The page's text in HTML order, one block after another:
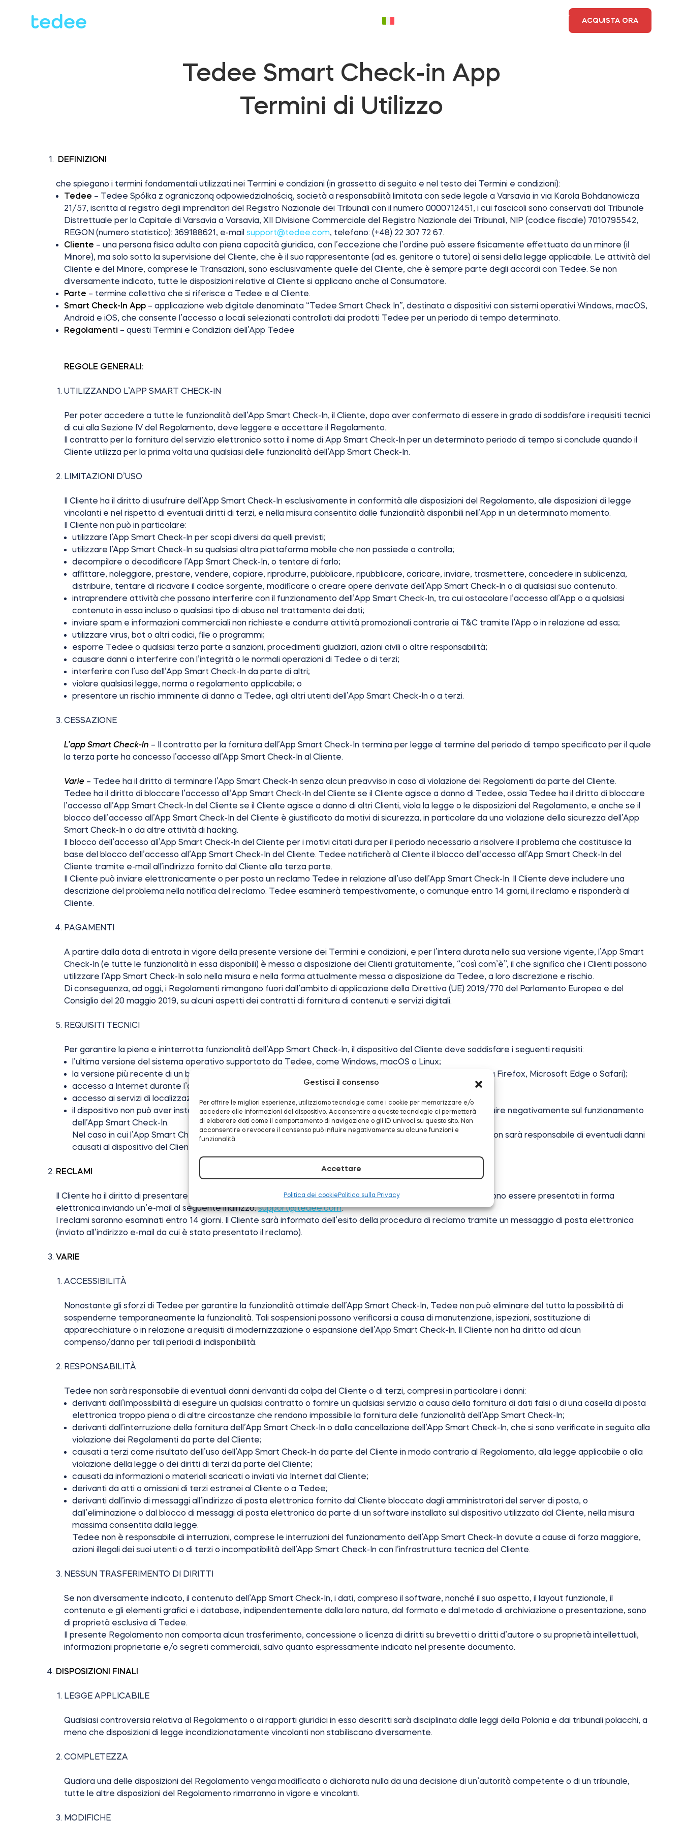
Gestisci il consenso
Per offrire le migliori esperienze, utilizziamo tecnologie come i cookie per memorizzare e/o
accedere alle informazioni del dispositivo. Acconsentire a queste tecnologie ci permetterà
di elaborare dati come il comportamento di navigazione o gli ID univoci su questo sito. Non
acconsentire o revocare il consenso può influire negativamente su alcune funzioni e
funzionalità.
Accettare
Politica dei cookie Politica sulla Privacy
ACQUISTA ORA
Tedee Smart Check-in App
Termini di Utilizzo
DEFINIZIONI
che spiegano i termini fondamentali utilizzati nei Termini e condizioni (in grassetto di seguito e nel testo dei Termini e condizioni):
Tedee – Tedee Spółka z ograniczoną odpowiedzialnością, società a responsabilità limitata con sede legale a Varsavia in via Karola Bohdanowicza
21/57, iscritta al registro degli imprenditori del Registro Nazionale dei Tribunali con il numero 0000712451, i cui fascicoli sono conservati dal Tribunale
Distrettuale per la Capitale di Varsavia a Varsavia, XII Divisione Commerciale del Registro Nazionale dei Tribunali, NIP (codice fiscale) 7010795542,
REGON (numero statistico): 369188621, e-mail support@tedee.com , telefono: (+48) 22 307 72 67.
Cliente – una persona fisica adulta con piena capacità giuridica, con l’eccezione che l’ordine può essere fisicamente effettuato da un minore (il
Minore), ma solo sotto la supervisione del Cliente, che è il suo rappresentante (ad es. genitore o tutore) ai sensi della legge applicabile. Le attività del
Cliente e del Minore, comprese le Transazioni, sono esclusivamente quelle del Cliente, che è sempre parte degli accordi con Tedee. Se non
diversamente indicato, tutte le disposizioni relative al Cliente si applicano anche al Consumatore.
Parte – termine collettivo che si riferisce a Tedee e al Cliente.
Smart Check-In App – applicazione web digitale denominata “Tedee Smart Check In”, destinata a dispositivi con sistemi operativi Windows, macOS,
Android e iOS, che consente l’accesso a locali selezionati controllati dai prodotti Tedee per un periodo di tempo determinato.
Regolamenti – questi Termini e Condizioni dell’App Tedee
REGOLE GENERALI :
UTILIZZANDO L’APP SMART CHECK-IN
Per poter accedere a tutte le funzionalità dell’App Smart Check-In, il Cliente, dopo aver confermato di essere in grado di soddisfare i requisiti tecnici
di cui alla Sezione IV del Regolamento, deve leggere e accettare il Regolamento.
Il contratto per la fornitura del servizio elettronico sotto il nome di App Smart Check-In per un determinato periodo di tempo si conclude quando il
Cliente utilizza per la prima volta una qualsiasi delle funzionalità dell’App Smart Check-In.
LIMITAZIONI D’USO
Il Cliente ha il diritto di usufruire dell’App Smart Check-In esclusivamente in conformità alle disposizioni del Regolamento, alle disposizioni di legge
vincolanti e nel rispetto di eventuali diritti di terzi, e nella misura consentita dalle funzionalità disponibili nell’App in un determinato momento.
Il Cliente non può in particolare:
utilizzare l’App Smart Check-In per scopi diversi da quelli previsti;
utilizzare l’App Smart Check-In su qualsiasi altra piattaforma mobile che non possiede o controlla;
decompilare o decodificare l’App Smart Check-In, o tentare di farlo;
affittare, noleggiare, prestare, vendere, copiare, riprodurre, pubblicare, ripubblicare, caricare, inviare, trasmettere, concedere in sublicenza,
distribuire, tentare di ricavare il codice sorgente, modificare o creare opere derivate dell’App Smart Check-In o di qualsiasi suo contenuto.
intraprendere attività che possano interferire con il funzionamento dell’App Smart Check-In, tra cui ostacolare l’accesso all’App o a qualsiasi
contenuto in essa incluso o qualsiasi tipo di abuso nel trattamento dei dati;
inviare spam e informazioni commerciali non richieste e condurre attività promozionali contrarie ai T&C tramite l’App o in relazione ad essa;
utilizzare virus, bot o altri codici, file o programmi;
esporre Tedee o qualsiasi terza parte a sanzioni, procedimenti giudiziari, azioni civili o altre responsabilità;
causare danni o interferire con l’integrità o le normali operazioni di Tedee o di terzi;
interferire con l’uso dell’App Smart Check-In da parte di altri;
violare qualsiasi legge, norma o regolamento applicabile; o
presentare un rischio imminente di danno a Tedee, agli altri utenti dell’App Smart Check-In o a terzi.
CESSAZIONE
L’app Smart Check-In – Il contratto per la fornitura dell’App Smart Check-In termina per legge al termine del periodo di tempo specificato per il quale
la terza parte ha concesso l’accesso all’App Smart Check-In al Cliente.
Varie – Tedee ha il diritto di terminare l’App Smart Check-In senza alcun preavviso in caso di violazione dei Regolamenti da parte del Cliente.
Tedee ha il diritto di bloccare l’accesso all’App Smart Check-In del Cliente se il Cliente agisce a danno di Tedee, ossia Tedee ha il diritto di bloccare
l’accesso all’App Smart Check-In del Cliente se il Cliente agisce a danno di altri Clienti, viola la legge o le disposizioni del Regolamento, e anche se il
blocco dell’accesso all’App Smart Check-In del Cliente è giustificato da motivi di sicurezza, in particolare da una violazione della sicurezza dell’App
Smart Check-In o da altre attività di hacking.
Il blocco dell’accesso all’App Smart Check-In del Cliente per i motivi citati dura per il periodo necessario a risolvere il problema che costituisce la
base del blocco dell’accesso all’App Smart Check-In del Cliente. Tedee notificherà al Cliente il blocco dell’accesso all’App Smart Check-In del
Cliente tramite e-mail all’indirizzo fornito dal Cliente alla terza parte.
Il Cliente può inviare elettronicamente o per posta un reclamo Tedee in relazione all’uso dell’App Smart Check-In. Il Cliente deve includere una
descrizione del problema nella notifica del reclamo. Tedee esaminerà tempestivamente, o comunque entro 14 giorni, il reclamo e risponderà al
Cliente.
PAGAMENTI
A partire dalla data di entrata in vigore della presente versione dei Termini e condizioni, e per l’intera durata nella sua versione vigente, l’App Smart
Check-In (e tutte le funzionalità in essa disponibili) è messa a disposizione dei Clienti gratuitamente, “così com’è”, il che significa che i Clienti possono
utilizzare l’App Smart Check-In solo nella misura e nella forma attualmente messa a disposizione da Tedee, a loro discrezione e rischio.
Di conseguenza, ad oggi, i Regolamenti rimangono fuori dall’ambito di applicazione della Direttiva (UE) 2019/770 del Parlamento Europeo e del
Consiglio del 20 maggio 2019, su alcuni aspetti dei contratti di fornitura di contenuti e servizi digitali.
REQUISITI TECNICI
Per garantire la piena e ininterrotta funzionalità dell’App Smart Check-In, il dispositivo del Cliente deve soddisfare i seguenti requisiti:
l’ultima versione del sistema operativo supportato da Tedee, come Windows, macOS o Linux;
la versione più recente di un browser web che supporti i cookie e JavaScript (come Google Chrome, Mozilla Firefox, Microsoft Edge o Safari);
accesso a Internet durante l’accesso all’App Smart Check-In;
accesso ai servizi di localizzazione durante le sessioni attive dell’App Smart Check-In (se applicabile)
il dispositivo non può aver installato alcun software (ad esempio, estensioni del browser web) che possa influire negativamente sul funzionamento
dell’App Smart Check-In.
Nel caso in cui l’App Smart Check-In venga installata in condizioni che violano i requisiti di cui sopra, Tedee non sarà responsabile di eventuali danni
causati al dispositivo del Cliente o al software installato su di esso.
RECLAMI
Il Cliente ha il diritto di presentare un reclamo relativo al funzionamento dell’App Smart Check-In. I reclami possono essere presentati in forma
elettronica inviando un’e-mail al seguente indirizzo:support@tedee.com.
I reclami saranno esaminati entro 14 giorni. Il Cliente sarà informato dell’esito della procedura di reclamo tramite un messaggio di posta elettronica
(inviato all’indirizzo e-mail da cui è stato presentato il reclamo).
VARIE
ACCESSIBILITÀ
Nonostante gli sforzi di Tedee per garantire la funzionalità ottimale dell’App Smart Check-In, Tedee non può eliminare del tutto la possibilità di
sospenderne temporaneamente la funzionalità. Tali sospensioni possono verificarsi a causa di manutenzione, ispezioni, sostituzione di
apparecchiature o in relazione a requisiti di modernizzazione o espansione dell’App Smart Check-In. Il Cliente non ha diritto ad alcun
compenso/danno per tali periodi di indisponibilità.
RESPONSABILITÀ
Tedee non sarà responsabile di eventuali danni derivanti da colpa del Cliente o di terzi, compresi in particolare i danni:
derivanti dall’impossibilità di eseguire un qualsiasi contratto o fornire un qualsiasi servizio a causa della fornitura di dati falsi o di una casella di posta
elettronica troppo piena o di altre circostanze che rendono impossibile la fornitura delle funzionalità dell’App Smart Check-In;
derivanti dall’interruzione della fornitura dell’App Smart Check-In o dalla cancellazione dell’App Smart Check-In, che si sono verificate in seguito alla
violazione dei Regolamenti da parte del Cliente;
causati a terzi come risultato dell’uso dell’App Smart Check-In da parte del Cliente in modo contrario al Regolamento, alla legge applicabile o alla
violazione della legge o dei diritti di terzi da parte del Cliente;
causati da informazioni o materiali scaricati o inviati via Internet dal Cliente;
derivanti da atti o omissioni di terzi estranei al Cliente o a Tedee;
derivanti dall’invio di messaggi all’indirizzo di posta elettronica fornito dal Cliente bloccato dagli amministratori del server di posta, o
dall’eliminazione o dal blocco di messaggi di posta elettronica da parte di un software installato sul dispositivo utilizzato dal Cliente, nella misura
massima consentita dalla legge.
Tedee non è responsabile di interruzioni, comprese le interruzioni del funzionamento dell’App Smart Check-In dovute a cause di forza maggiore,
azioni illegali dei suoi utenti o di terzi o incompatibilità dell’App Smart Check-In con l’infrastruttura tecnica del Cliente.
NESSUN TRASFERIMENTO DI DIRITTI
Se non diversamente indicato, il contenuto dell’App Smart Check-In, i dati, compreso il software, nonché il suo aspetto, il layout funzionale, il
contenuto e gli elementi grafici e i database, indipendentemente dalla loro natura, dal formato e dal metodo di archiviazione o presentazione, sono
di proprietà esclusiva di Tedee.
Il presente Regolamento non comporta alcun trasferimento, concessione o licenza di diritti su brevetti o diritti d’autore o su proprietà intellettuali,
informazioni proprietarie e/o segreti commerciali, salvo quanto espressamente indicato nel presente documento.
DISPOSIZIONI FINALI
LEGGE APPLICABILE
Qualsiasi controversia relativa al Regolamento o ai rapporti giuridici in esso descritti sarà disciplinata dalle leggi della Polonia e dai tribunali polacchi, a
meno che disposizioni di legge incondizionatamente vincolanti non stabiliscano diversamente.
COMPLETEZZA
Qualora una delle disposizioni del Regolamento venga modificata o dichiarata nulla da una decisione di un’autorità competente o di un tribunale,
tutte le altre disposizioni del Regolamento rimarranno in vigore e vincolanti.
MODIFICHE